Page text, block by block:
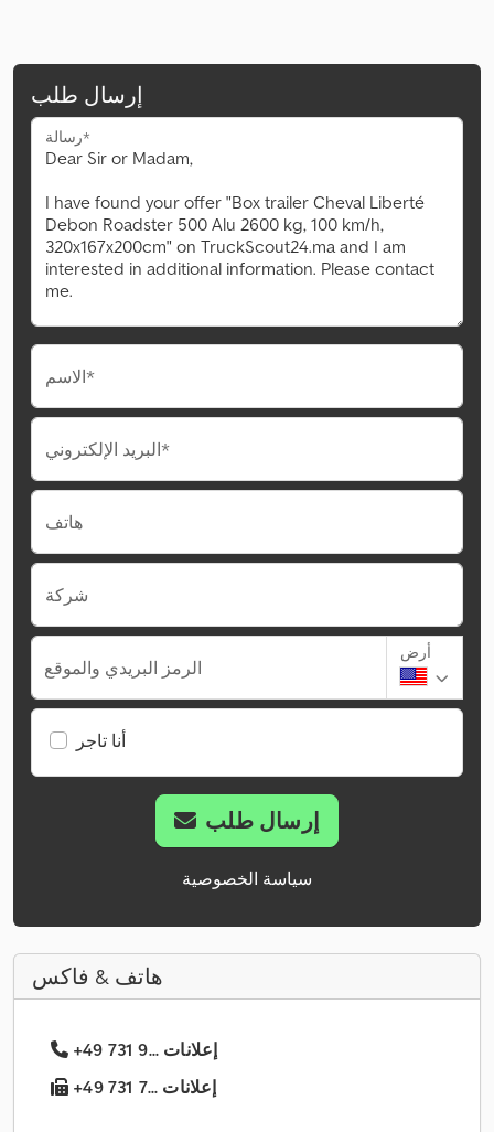
إرسال طلب
رسالة*
الاسم*
البريد الإلكتروني*
هاتف
شركة
الرمز البريدي والموقع
أرض
أنا تاجر
إرسال طلب
سياسة الخصوصية
هاتف & فاكس
+49 731 9... إعلانات
+49 731 7... إعلانات